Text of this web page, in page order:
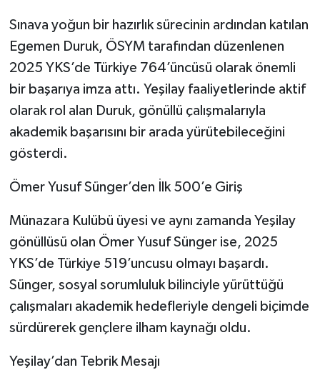
Sınava yoğun bir hazırlık sürecinin ardından katılan
Egemen Duruk, ÖSYM tarafından düzenlenen
2025 YKS’de Türkiye 764’üncüsü olarak önemli
bir başarıya imza attı. Yeşilay faaliyetlerinde aktif
olarak rol alan Duruk, gönüllü çalışmalarıyla
akademik başarısını bir arada yürütebileceğini
gösterdi.
Ömer Yusuf Sünger’den İlk 500’e Giriş
Münazara Kulübü üyesi ve aynı zamanda Yeşilay
gönüllüsü olan Ömer Yusuf Sünger ise, 2025
YKS’de Türkiye 519’uncusu olmayı başardı.
Sünger, sosyal sorumluluk bilinciyle yürüttüğü
çalışmaları akademik hedefleriyle dengeli biçimde
sürdürerek gençlere ilham kaynağı oldu.
Yeşilay’dan Tebrik Mesajı